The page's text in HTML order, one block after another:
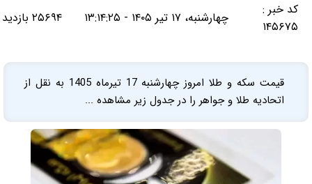
کد خبر :
۱۴۵۶۷۵
چهارشنبه، ۱۷ تیر ۱۴۰۵ - ۱۳:۱۴:۲۵ ۲۵۶۹۴ بازدید
قیمت سکه و طلا امروز چهارشنبه 17 تیرماه 1405 به نقل از
اتحادیه طلا و جواهر را در جدول زیر مشاهده ...